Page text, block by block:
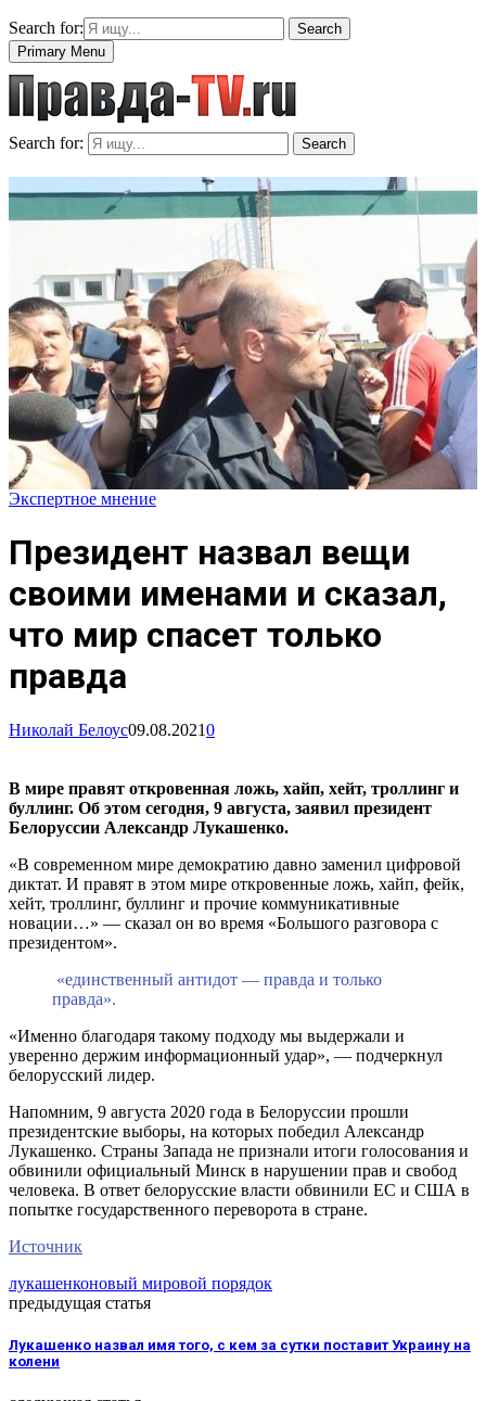
Search for:
Search
Primary Menu
Search for: Search
Экспертное мнение
Президент назвал вещи
своими именами и сказал,
что мир спасет только
правда
Николай Белоус09.08.20210
В мире правят откровенная ложь, хайп, хейт, троллинг и
буллинг. Об этом сегодня, 9 августа, заявил президент
Белоруссии Александр Лукашенко.
«В современном мире демократию давно заменил цифровой
диктат. И правят в этом мире откровенные ложь, хайп, фейк,
хейт, троллинг, буллинг и прочие коммуникативные
новации…» — сказал он во время «Большого разговора с
президентом».
«единственный антидот — правда и только
правда».
«Именно благодаря такому подходу мы выдержали и
уверенно держим информационный удар», — подчеркнул
белорусский лидер.
Напомним, 9 августа 2020 года в Белоруссии прошли
президентские выборы, на которых победил Александр
Лукашенко. Страны Запада не признали итоги голосования и
обвинили официальный Минск в нарушении прав и свобод
человека. В ответ белорусские власти обвинили ЕС и США в
попытке государственного переворота в стране.
Источник
лукашенконовый мировой порядок
предыдущая статья
Лукашенко назвал имя того, с кем за сутки поставит Украину на
колени